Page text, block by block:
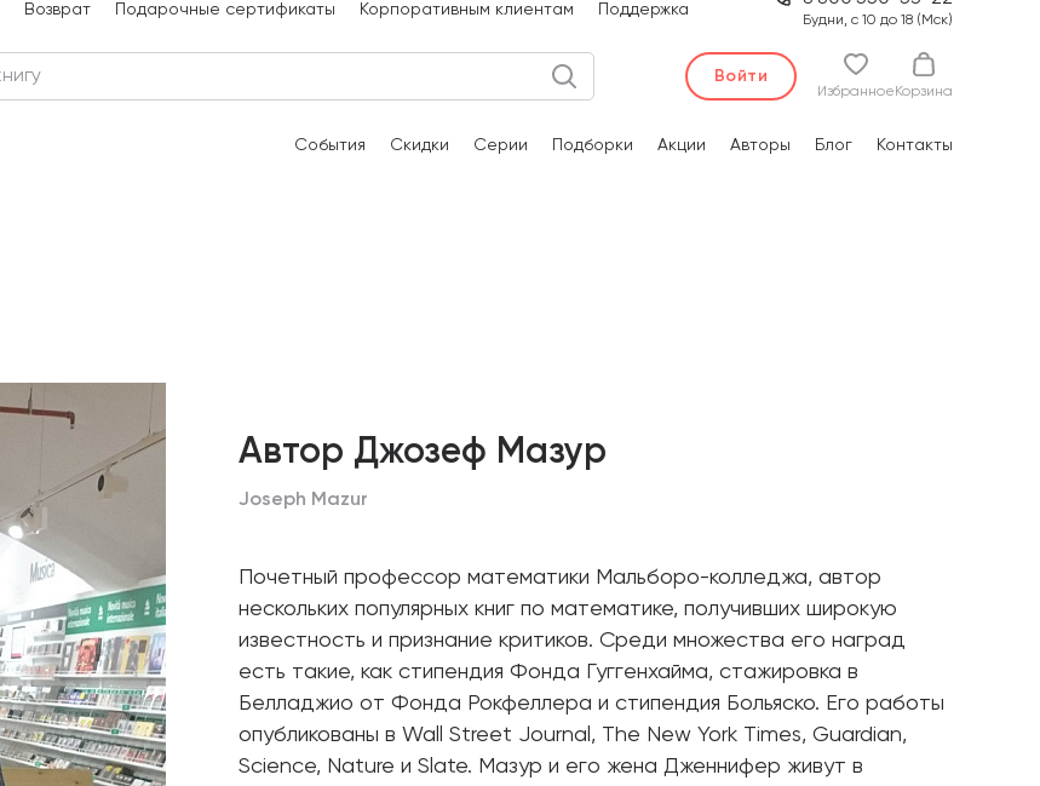
Возврат Подарочные сертификаты Корпоративным клиентам Поддержка
Будни, с 10 до 18 (Мск)
Войти
Избранное Корзина
События Скидки Серии Подборки Акции Авторы Блог Контакты
Автор Джозеф Мазур
Joseph Mazur
Почетный профессор математики Мальборо-колледжа, автор
нескольких популярных книг по математике, получивших широкую
известность и признание критиков. Среди множества его наград
есть такие, как стипендия Фонда Гуггенхайма, стажировка в
Белладжио от Фонда Рокфеллера и стипендия Больяско. Его работы
опубликованы в Wall Street Journal, The New York Times, Guardian,
Science, Nature и Slate. Мазур и его жена Дженнифер живут в